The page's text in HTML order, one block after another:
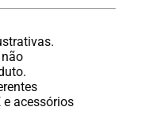
acessórios